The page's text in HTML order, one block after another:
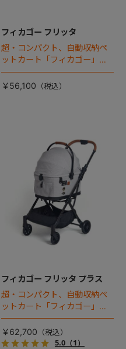
フィカゴー フリッタ
超・コンパクト、自動収納ペ
ットカート「フィカゴー」に
キャビン着脱タイプが新登
場！
￥56,100
フィカゴー フリッタ プラス
超・コンパクト、自動収納ペ
ットカート「フィカゴー」に
キャビン着脱タイプが新登
場！
￥62,700
5.0（1）